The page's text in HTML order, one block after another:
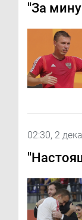
"За
02:30, 2